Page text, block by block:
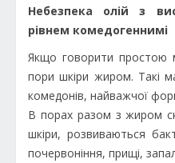
Небезпека олій з
рівнем комедогеннимі
Якщо говорити
пори шкіри жиром. Такі
комедонів, найважчої
В порах разом з жиром
шкіри, розвиваються
почервоніння, прищі,